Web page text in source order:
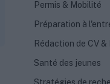
Permis & Mobilité
Préparation à
Rédaction de CV &
Santé des jeunes